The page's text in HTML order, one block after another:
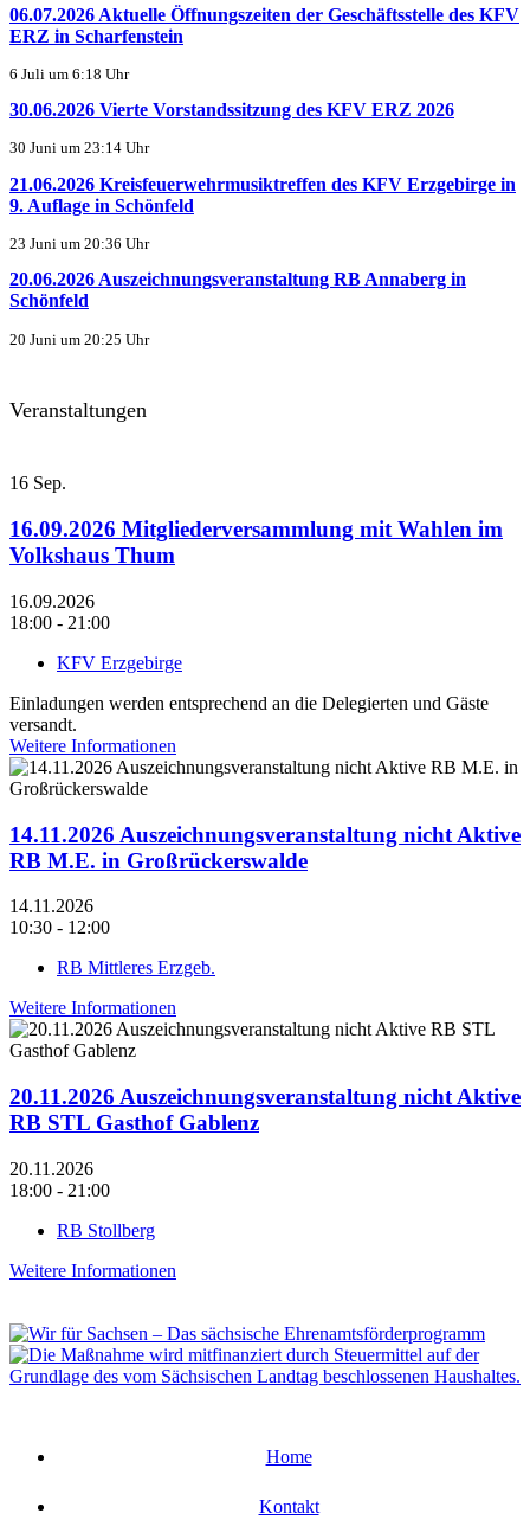
06.07.2026 Aktuelle Öffnungszeiten der Geschäftsstelle des KFV
ERZ in Scharfenstein
6 Juli um 6:18 Uhr
30.06.2026 Vierte Vorstandssitzung des KFV ERZ 2026
30 Juni um 23:14 Uhr
21.06.2026 Kreisfeuerwehrmusiktreffen des KFV Erzgebirge in
9. Auflage in Schönfeld
23 Juni um 20:36 Uhr
20.06.2026 Auszeichnungsveranstaltung RB Annaberg in
Schönfeld
20 Juni um 20:25 Uhr
Veranstaltungen
16 Sep.
16.09.2026 Mitgliederversammlung mit Wahlen im
Volkshaus Thum
16.09.2026
18:00 - 21:00
KFV Erzgebirge
Einladungen werden entsprechend an die Delegierten und Gäste
versandt.
Weitere Informationen
14.11.2026 Auszeichnungsveranstaltung nicht Aktive
RB M.E. in Großrückerswalde
14.11.2026
10:30 - 12:00
RB Mittleres Erzgeb.
Weitere Informationen
20.11.2026 Auszeichnungsveranstaltung nicht Aktive
RB STL Gasthof Gablenz
20.11.2026
18:00 - 21:00
RB Stollberg
Weitere Informationen
Home
Kontakt